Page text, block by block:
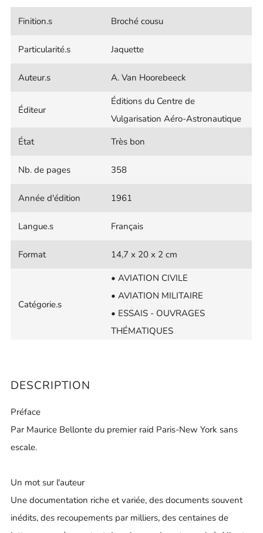
Finition.s Broché cousu
Particularité.s Jaquette
Auteur.s A. Van Hoorebeeck
Éditeur
Éditions du Centre de
Vulgarisation Aéro-Astronautique
État
Très bon
Nb. de pages 358
Année d'édition 1961
Langue.s Français
Format 14,7 x 20 x 2 cm
Catégorie.s
• AVIATION CIVILE
• AVIATION MILITAIRE
• ESSAIS - OUVRAGES
THÉMATIQUES
DESCRIPTION
Préface
Par Maurice Bellonte du premier raid Paris-New York sans
escale.
Un mot sur l'auteur
Une documentation riche et variée, des documents souvent
inédits, des recoupements par milliers, des centaines de